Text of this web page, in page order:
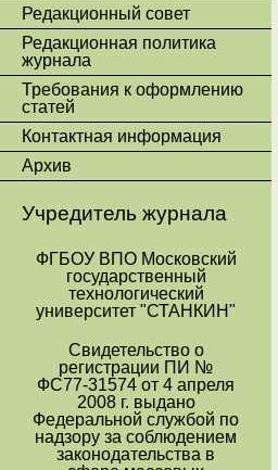
Редакционный совет
Редакционная политика
журнала
Требования к оформлению
статей
Контактная информация
Архив
Учредитель журнала
ФГБОУ ВПО Московский
государственный
технологический
университет "СТАНКИН"
Свидетельство о
регистрации ПИ №
ФС77-31574 от 4 апреля
2008 г. выдано
Федеральной службой по
надзору за соблюдением
законодательства в